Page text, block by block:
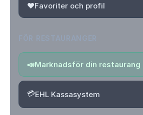
❤️Favoriter och profil
📣Marknadsför din restaurang
💳EHL Kassasystem